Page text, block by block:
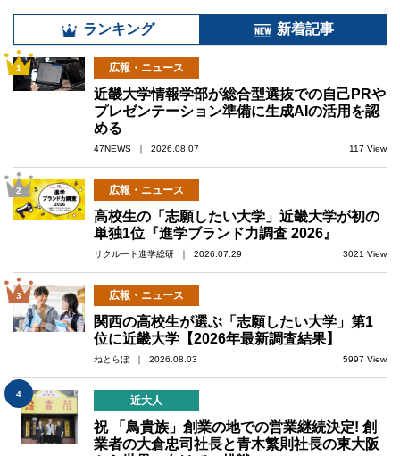
ランキング 新着記事
1 広報・ニュース
近畿大学情報学部が総合型選抜での自己PRや
プレゼンテーション準備に生成AIの活用を認
める
47NEWS ｜ 2026.08.07 117 View
2 広報・ニュース
高校生の「志願したい大学」近畿大学が初の
単独1位『進学ブランド力調査 2026』
リクルート進学総研 ｜ 2026.07.29 3021 View
3 広報・ニュース
関西の高校生が選ぶ「志願したい大学」第1
位に近畿大学【2026年最新調査結果】
ねとらぼ ｜ 2026.08.03 5997 View
4
近大人
祝 「鳥貴族」創業の地での営業継続決定! 創
業者の大倉忠司社長と青木繁則社長の東大阪